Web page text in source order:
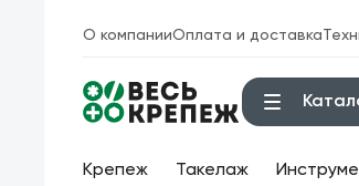
О компанииОплата и доставка
Крепеж Такелаж